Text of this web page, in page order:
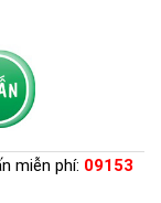
miễn phí: 09153